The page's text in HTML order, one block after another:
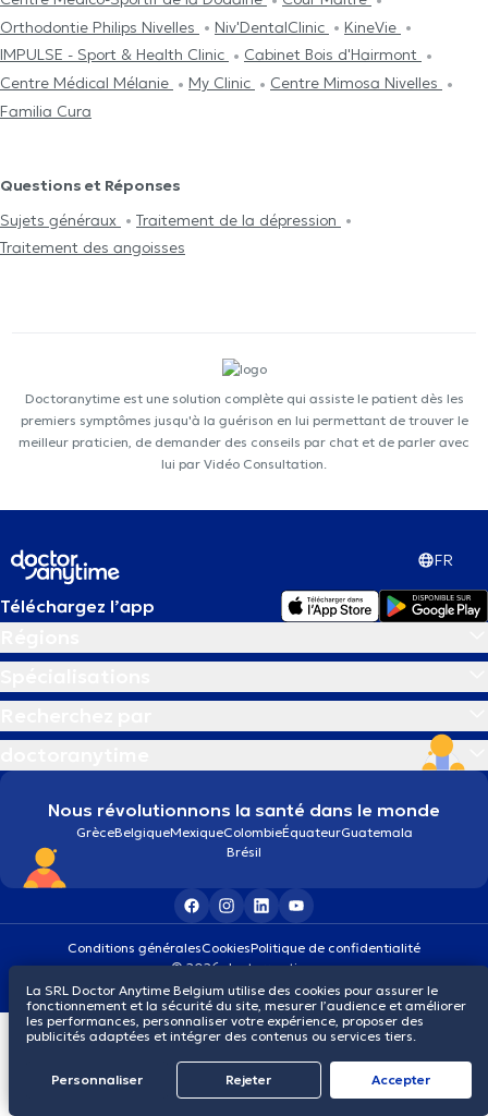
Orthodontie Philips Nivelles
Niv'DentalClinic
KineVie
IMPULSE - Sport & Health Clinic
Cabinet Bois d'Hairmont
Centre Médical Mélanie
My Clinic
Centre Mimosa Nivelles
Familia Cura
Questions et Réponses
Sujets généraux
Traitement de la dépression
Traitement des angoisses
Doctoranytime est une solution complète qui assiste le patient dès les
premiers symptômes jusqu'à la guérison en lui permettant de trouver le
meilleur praticien, de demander des conseils par chat et de parler avec
lui par Vidéo Consultation.
FR
Téléchargez l’app
Nous révolutionnons la santé dans le monde
GrèceBelgiqueMexiqueColombieÉquateurGuatemala
Brésil
Conditions généralesCookiesPolitique de confidentialité
© 2026 doctoranytime
La SRL Doctor Anytime Belgium utilise des cookies pour assurer le
fonctionnement et la sécurité du site, mesurer l’audience et améliorer
les performances, personnaliser votre expérience, proposer des
publicités adaptées et intégrer des contenus ou services tiers.
Personnaliser Rejeter Αccepter